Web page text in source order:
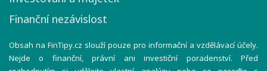
Finanční nezávislost
Obsah na FinTipy.cz slouží pouze pro informační a vzdělávací účely.
Nejde o finanční, právní ani investiční poradenství. Před